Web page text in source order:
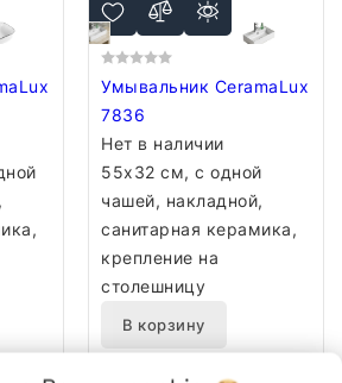
Умывальник CeramaLux
7836
Нет в наличии
55x32 см, с одной
чашей, накладной,
санитарная керамика,
крепление на
столешницу
В корзину